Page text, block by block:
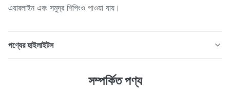
এয়ারলাইন এবং সমুদ্র শিপিংও পাওয়া যায়।
পণ্যের হাইলাইটস
আকার কোয়ার্টজ গ্লাস উইন্ডো নেই পণ্যের বর্ণনা: ফিউজড ক্লিয়ার সিলিকা
সম্পর্কিত পণ্য